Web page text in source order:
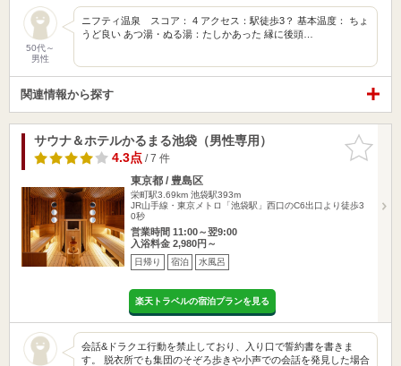
50代～
男性
ニフティ温泉 スコア： 4 アクセス：駅徒歩3？ 基本温度： ちょ
うど良い あつ湯・ぬる湯：たしかあった 縁に後頭…
関連情報から探す
お気に入
りに追加
サウナ＆ホテルかるまる池袋（男性専用）
4.3点/ 7 件
東京都 / 豊島区
栄町駅3.69km 池袋駅393m
JR山手線・東京メトロ「池袋駅」西口のC6出口より徒歩3
0秒
営業時間 11:00～翌9:00
入浴料金 2,980円～
日帰り 宿泊 水風呂
楽天トラベルの宿泊プランを見る
会話&ドラクエ行動を禁止しており、入り口で誓約書を書きま
す。 脱衣所でも集団のそぞろ歩きや小声での会話を発見した場合